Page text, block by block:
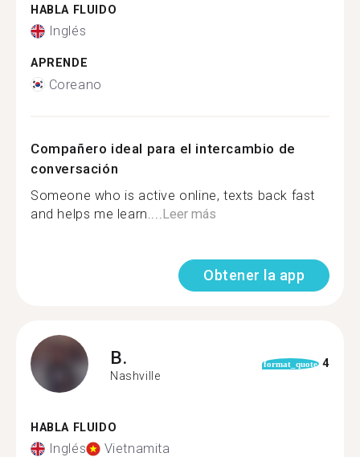
HABLA FLUIDO
Inglés
APRENDE
Coreano
Compañero ideal para el intercambio de
conversación
Someone who is active online, texts back fast
and helps me learn.... Leer más
Obtener la app
B.
Nashville
format_quote 4
HABLA FLUIDO
Inglés Vietnamita